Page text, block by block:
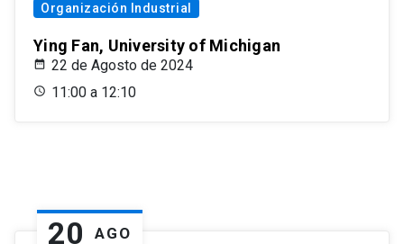
Organización Industrial
Ying Fan, University of Michigan
22 de Agosto de 2024
11:00 a 12:10
20 AGO